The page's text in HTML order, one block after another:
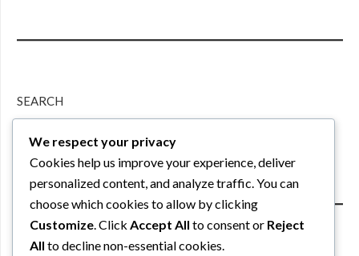
SEARCH
We respect your privacy
Cookies help us improve your experience, deliver
personalized content, and analyze traffic. You can
choose which cookies to allow by clicking
Customize . Click Accept All to consent or Reject
All to decline non-essential cookies.